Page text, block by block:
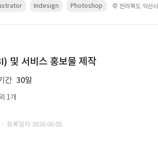
Indesign Photoshop 전라북도 익산시
및 서비스 홍보물 제작
간 30일
1개
· 등록일자 2026.08.05.